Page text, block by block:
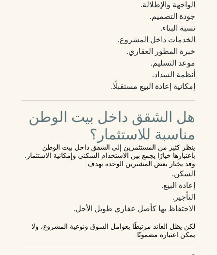
الواجهة والإطلالة.
جودة التصميم.
نسبة البناء.
الخدمات داخل المشروع.
خبرة المطور العقاري.
موعد التسليم.
أنظمة السداد.
إمكانية إعادة البيع مستقبلًا.
هل الشقق داخل بيت الوطن
مناسبة للاستثمار؟
ينظر كثير من المستثمرين إلى الشقق داخل بيت الوطن
باعتبارها خيارًا يجمع بين الاستخدام السكني وإمكانية الاستثمار.
وقد يختار بعض المشترين الوحدة بهدف:
السكن.
إعادة البيع.
التأجير.
الاحتفاظ بها كأصل عقاري طويل الأجل.
لكن يظل العائد مرتبطًا بعوامل السوق ونوعية المشروع، ولا
يمكن اعتباره مضمونًا.